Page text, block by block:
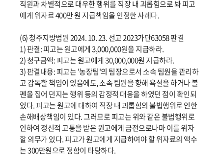
직원과 차별적으로 대우한 행위를 직장 내 괴롭힘으로 봐 피고
에게 위자료 400만 원 지급책임을 인정한 사례다.
(6) 청주지방법원 2024. 10. 23. 선고 2023가단63058 판결
1) 판결: 피고는 원고에게 3,000,000원을 지급하라.
2) 청구금액: 피고는 원고에게 30,000,000원 지급하라.
3) 판결내용: 피고는 '농장팀'의 팀장으로서 소속 팀원을 관리하
고 감독할 책임이 있음에도, 소속 팀원을 향해 욕설을 하거나 볼
펜을 집어 던지는 행위 등의 감정적 대응을 하였던 점이 확인되
었다. 피고는 원고에 대하여 직장 내 괴롭힘의 불법행위로 인한
손해배상책임이 있다. 그러므로 피고는 위와 같은 불법행위로
인하여 정신적 고통을 받은 원고에게 금전으로나마 이를 위자
할 의무가 있다. 피고가 원고에게 지급하여야 할 위자료의 액수
는 300만원으로 정함이 타당하다.